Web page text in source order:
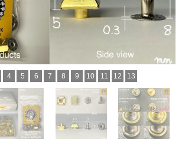
4 5 6 7 8 9 10 11 12 13